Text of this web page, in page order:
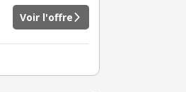
Voir l'offre